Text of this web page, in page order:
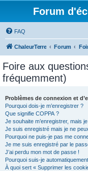
Forum
FAQ
ChaleurTerre Forum
Foire aux
fréquemment)
Problèmes de connexion et
Pourquoi dois-je m’enregistrer ?
Que signifie COPPA ?
Je souhaite m’enregistrer, mais
Je suis enregistré mais je ne
Pourquoi ne puis-je pas me
Je me suis enregistré par le
J’ai perdu mon mot de passe !
Pourquoi suis-je
À quoi sert « Supprimer les